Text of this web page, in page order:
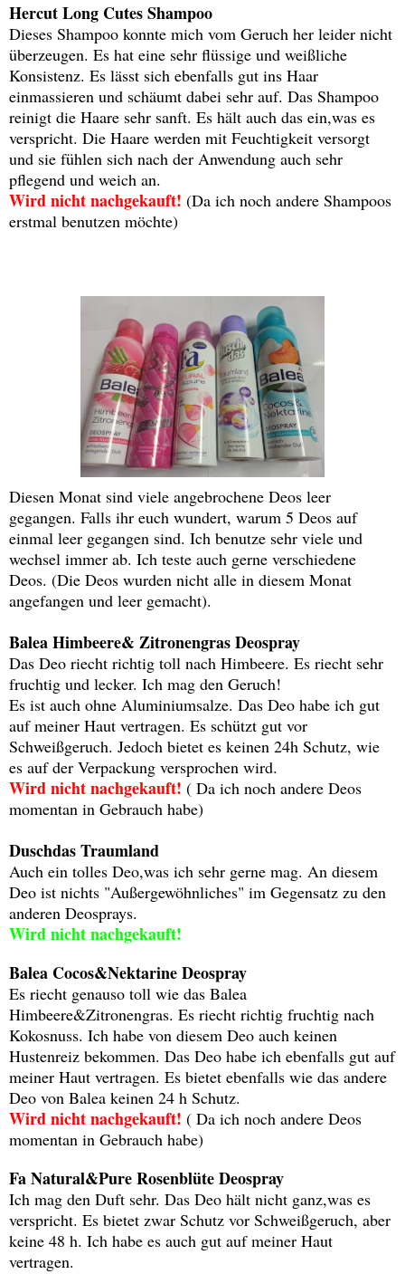
Hercut Long Cutes Shampoo
Dieses Shampoo konnte mich vom Geruch her leider nicht
überzeugen. Es hat eine sehr flüssige und weißliche
Konsistenz. Es lässt sich ebenfalls gut ins Haar
einmassieren und schäumt dabei sehr auf. Das Shampoo
reinigt die Haare sehr sanft. Es hält auch das ein,was es
verspricht. Die Haare werden mit Feuchtigkeit versorgt
und sie fühlen sich nach der Anwendung auch sehr
pflegend und weich an.
Wird nicht nachgekauft! (Da ich noch andere Shampoos
erstmal benutzen möchte)
Diesen Monat sind viele angebrochene Deos leer
gegangen. Falls ihr euch wundert, warum 5 Deos auf
einmal leer gegangen sind. Ich benutze sehr viele und
wechsel immer ab. Ich teste auch gerne verschiedene
Deos. (Die Deos wurden nicht alle in diesem Monat
angefangen und leer gemacht).
Balea Himbeere& Zitronengras Deospray
Das Deo riecht richtig toll nach Himbeere. Es riecht sehr
fruchtig und lecker. Ich mag den Geruch!
Es ist auch ohne Aluminiumsalze. Das Deo habe ich gut
auf meiner Haut vertragen. Es schützt gut vor
Schweißgeruch. Jedoch bietet es keinen 24h Schutz, wie
es auf der Verpackung versprochen wird.
Wird nicht nachgekauft! ( Da ich noch andere Deos
momentan in Gebrauch habe)
Duschdas Traumland
Auch ein tolles Deo,was ich sehr gerne mag. An diesem
Deo ist nichts "Außergewöhnliches" im Gegensatz zu den
anderen Deosprays.
Wird nicht nachgekauft!
Balea Cocos&Nektarine Deospray
Es riecht genauso toll wie das Balea
Himbeere&Zitronengras. Es riecht richtig fruchtig nach
Kokosnuss. Ich habe von diesem Deo auch keinen
Hustenreiz bekommen. Das Deo habe ich ebenfalls gut auf
meiner Haut vertragen. Es bietet ebenfalls wie das andere
Deo von Balea keinen 24 h Schutz.
Wird nicht nachgekauft! ( Da ich noch andere Deos
momentan in Gebrauch habe)
Fa Natural&Pure Rosenblüte Deospray
Ich mag den Duft sehr. Das Deo hält nicht ganz,was es
verspricht. Es bietet zwar Schutz vor Schweißgeruch, aber
keine 48 h. Ich habe es auch gut auf meiner Haut
vertragen.